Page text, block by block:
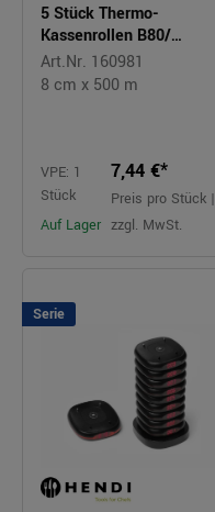
5 Stück Thermo-
Kassenrollen B80/
Ø62/K12 50m
Art.Nr. 160981
8 cm x 500 m
VPE: 1
Stück
Auf Lager
7,44 €*
Preis pro Stück |
zzgl. MwSt.
Serie